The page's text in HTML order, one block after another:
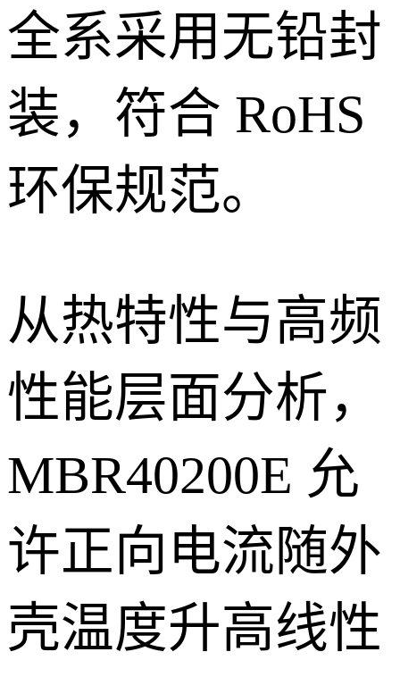
全系采用无铅封
装，符合 RoHS
环保规范。
从热特性与高频
性能层面分析，
MBR40200E 允
许正向电流随外
壳温度升高线性